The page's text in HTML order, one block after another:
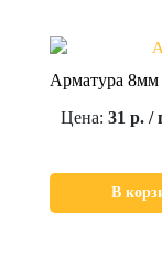
Арматура
Цена: 31 р. /
В